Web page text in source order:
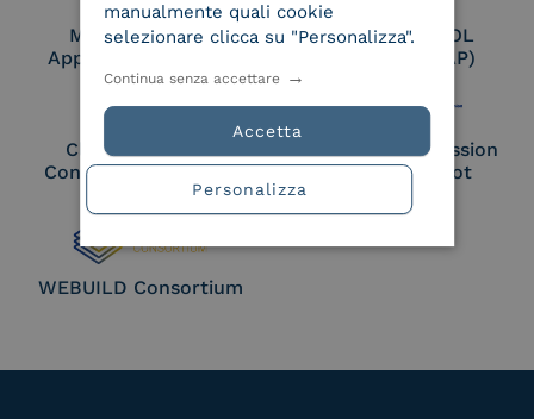
Membro Adobe
Approved Trust List
Certified PEPPOL
Access Point (AP)
Cloud Signature
Consortium Member
European Commission
Large Scale Pilot
WEBUILD Consortium
manualmente quali cookie
selezionare clicca su "Personalizza".
Accetta
Continua senza accettare
Personalizza